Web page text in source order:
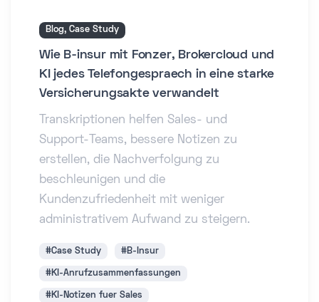
Blog, Case Study
Wie B-insur mit Fonzer, Brokercloud und
KI jedes Telefongespraech in eine starke
Versicherungsakte verwandelt
Transkriptionen helfen Sales- und
Support-Teams, bessere Notizen zu
erstellen, die Nachverfolgung zu
beschleunigen und die
Kundenzufriedenheit mit weniger
administrativem Aufwand zu steigern.
#Case Study #B-Insur
#KI-Anrufzusammenfassungen
#KI-Notizen fuer Sales